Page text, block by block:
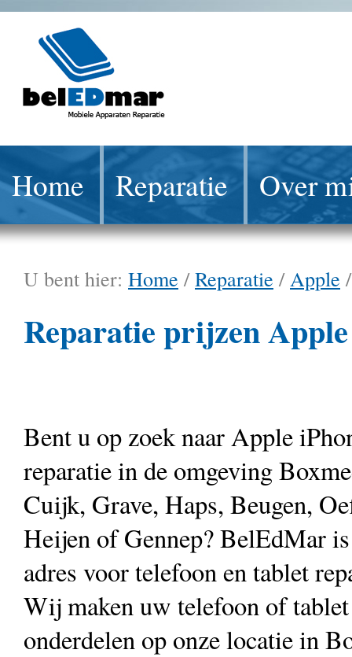
Home Reparatie Over
U bent hier: Home /Reparatie /Apple
Reparatie prijzen
Bent u op zoek naar Apple
reparatie in de omgeving
Cuijk, Grave, Haps, Beugen,
Heijen of Gennep? BelEdMar
adres voor telefoon en tablet
Wij maken uw telefoon of
onderdelen op onze locatie in